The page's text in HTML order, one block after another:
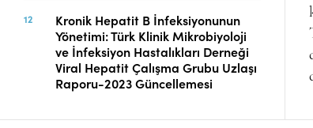
Kronik Hepatit B İnfeksiyonunun
Yönetimi: Türk Klinik Mikrobiyoloji
ve İnfeksiyon Hastalıkları Derneği
Viral Hepatit Çalışma Grubu Uzlaşı
Raporu-2023 Güncellemesi